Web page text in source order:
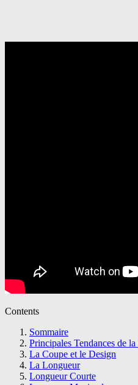
Contents
Sommaire
Principales Tendances de
La Coupe et le Design
La Longueur
Longueur Courte